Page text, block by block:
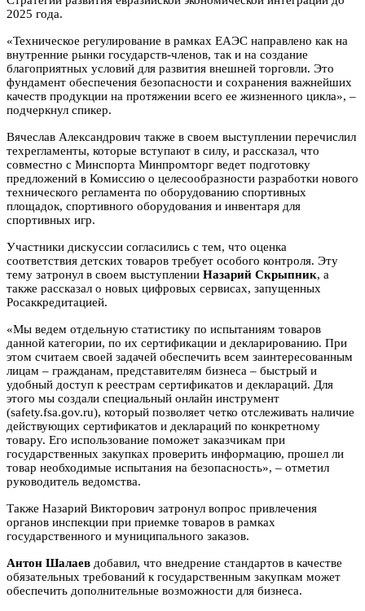
2025 года.
«Техническое регулирование в рамках ЕАЭС направлено как на
внутренние рынки государств-членов, так и на создание
благоприятных условий для развития внешней торговли. Это
фундамент обеспечения безопасности и сохранения важнейших
качеств продукции на протяжении всего ее жизненного цикла», –
подчеркнул спикер.
Вячеслав Александрович также в своем выступлении перечислил
техрегламенты, которые вступают в силу, и рассказал, что
совместно с Минспорта Минпромторг ведет подготовку
предложений в Комиссию о целесообразности разработки нового
технического регламента по оборудованию спортивных
площадок, спортивного оборудования и инвентаря для
спортивных игр.
Участники дискуссии согласились с тем, что оценка
соответствия детских товаров требует особого контроля. Эту
тему затронул в своем выступлении Назарий Скрыпник, а
также рассказал о новых цифровых сервисах, запущенных
Росаккредитацией.
«Мы ведем отдельную статистику по испытаниям товаров
данной категории, по их сертификации и декларированию. При
этом считаем своей задачей обеспечить всем заинтересованным
лицам – гражданам, представителям бизнеса – быстрый и
удобный доступ к реестрам сертификатов и деклараций. Для
этого мы создали специальный онлайн инструмент
(safety.fsa.gov.ru), который позволяет четко отслеживать наличие
действующих сертификатов и деклараций по конкретному
товару. Его использование поможет заказчикам при
государственных закупках проверить информацию, прошел ли
товар необходимые испытания на безопасность», – отметил
руководитель ведомства.
Также Назарий Викторович затронул вопрос привлечения
органов инспекции при приемке товаров в рамках
государственного и муниципального заказов.
Антон Шалаев добавил, что внедрение стандартов в качестве
обязательных требований к государственным закупкам может
обеспечить дополнительные возможности для бизнеса.